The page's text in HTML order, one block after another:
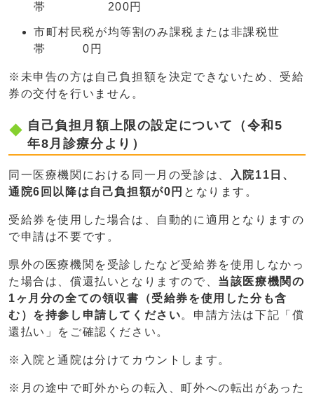
帯 200円
市町村民税が均等割のみ課税または非課税世
帯 0円
※未申告の方は自己負担額を決定できないため、受給
券の交付を行いません。
自己負担月額上限の設定について（令和5
年8月診療分より）
同一医療機関における同一月の受診は、
入院11日、
通院6回以降は自己負担額が0円 となります。
受給券を使用した場合は、自動的に適用となりますの
で申請は不要です。
県外の医療機関を受診したなど受給券を使用しなかっ
た場合は、償還払いとなりますので、 当該医療機関の
1ヶ月分の全ての領収書（受給券を使用した分も含
む ）を持参し申請してください。申請方法は下記「償
還払い」をご確認ください。
※入院と通院は分けてカウントします。
※月の途中で町外からの転入、町外への転出があった